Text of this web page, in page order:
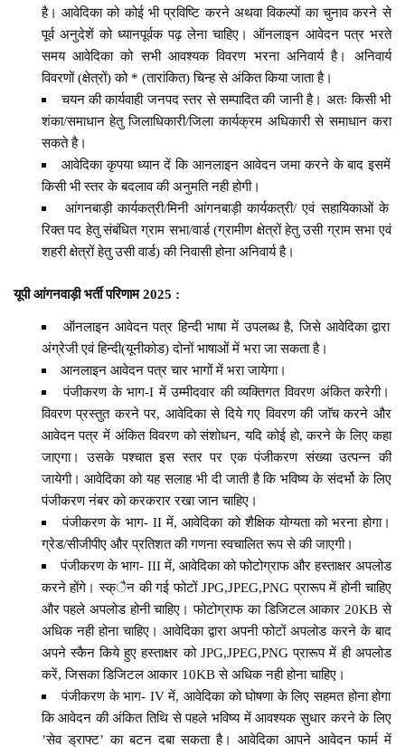
है। आवेदिका को कोई भी प्रविष्टि करने अथवा विकल्पों का चुनाव करने से
पूर्व अनुदेशें को ध्यानपूर्वक पढ़ लेना चाहिए। ऑनलाइन आवेदन पत्र भरते
समय आवेदिका को सभी आवश्यक विवरण भरना अनिवार्य है। अनिवार्य
विवरणों (क्षेत्रों) को * (तारांकित) चिन्ह से अंकित किया जाता है।
चयन की कार्यवाही जनपद स्तर से सम्पादित की जानी है। अतः किसी भी
शंका/समाधान हेतु जिलाधिकारी/जिला कार्यक्रम अधिकारी से समाधान करा
सकते है।
आवेदिका कृपया ध्यान दें कि आनलाइन आवेदन जमा करने के बाद इसमें
किसी भी स्तर के बदलाव की अनुमति नही होगी।
आंगनबाड़ी कार्यकत्री/मिनी आंगनबाड़ी कार्यकत्री/ एवं सहायिकाओं के
रिक्त पद हेतु संबंधित ग्राम सभा/वार्ड (ग्रामीण क्षेत्रों हेतु उसी ग्राम सभा एवं
शहरी क्षेत्रों हेतु उसी वार्ड) की निवासी होना अनिवार्य है।
यूपी आंगनवाड़ी भर्ती परिणाम 2025 :
ऑनलाइन आवेदन पत्र हिन्दी भाषा में उपलब्ध है, जिसे आवेदिका द्वारा
अंग्रेजी एवं हिन्दी(यूनीकोड) दोनों भाषाओं में भरा जा सकता है।
आनलाइन आवेदन पत्र चार भागों में भरा जायेगा।
पंजीकरण के भाग-I में उम्मीदवार की व्यक्तिगत विवरण अंकित करेगी।
विवरण प्रस्तुत करने पर, आवेदिका से दिये गए विवरण की जाॅच करने और
आवेदन पत्र में अंकित विवरण को संशोधन, यदि कोई हो, करने के लिए कहा
जाएगा। उसके पश्चात इस स्तर पर एक पंजीकरण संख्या उत्पन्न की
जायेगी। आवेदिका को यह सलाह भी दी जाती है कि भविष्य के संदर्भो के लिए
पंजीकरण नंबर को करकरार रखा जान चाहिए।
पंजीकरण के भाग- II में, आवेदिका को शैक्षिक योग्यता को भरना होगा।
ग्रेड/सीजीपीए और प्रतिशत की गणना स्वचालित रूप से की जाएगी।
पंजीकरण के भाग- III में, आवेदिका को फोटोग्राफ और हस्ताक्षर अपलोड
करने होंगे। स्क्ैन की गई फोटों JPG,JPEG,PNG प्रारूप में होनी चाहिए
और पहले अपलोड होनी चाहिए। फोटोग्राफ का डिजिटल आकार 20KB से
अधिक नही होना चाहिए। आवेदिका द्वारा अपनी फोटों अपलोड करने के बाद
अपने स्कैन किये हुए हस्ताक्षर को JPG,JPEG,PNG प्रारूप में ही अपलोड
करें, जिसका डिजिटल आकार 10KB से अधिक नही होना चाहिए।
पंजीकरण के भाग- IV में, आवेदिका को घोषणा के लिए सहमत होना होगा
कि आवेदन की अंकित तिथि से पहले भविष्य में आवश्यक सुधार करने के लिए
’सेव ड्राफ्ट’ का बटन दबा सकता है। आवेदिका आपने आवेदन फार्म में